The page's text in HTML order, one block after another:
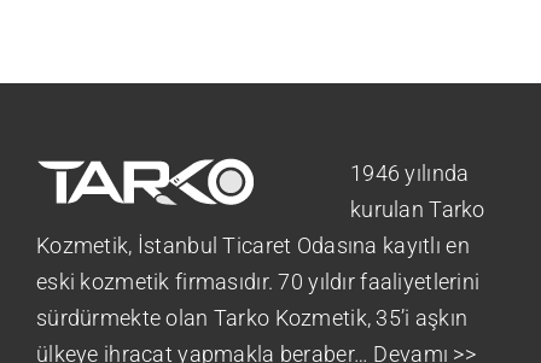
1946 yılında
kurulan Tarko
Kozmetik, İstanbul Ticaret Odasına kayıtlı en
eski kozmetik firmasıdır. 70 yıldır faaliyetlerini
sürdürmekte olan Tarko Kozmetik, 35’i aşkın
ülkeye ihracat yapmakla beraber… Devamı >>